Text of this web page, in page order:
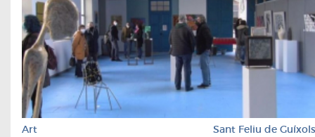
Art Sant Feliu de Guíxols